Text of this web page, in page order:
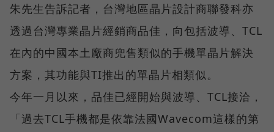
朱先生告訴記者，台灣地區晶片設計商聯發科亦
透過台灣專業晶片經銷商品佳，向包括波導、TCL
在內的中國本土廠商兜售類似的手機單晶片解決
方案，其功能與TI推出的單晶片相類似。
今年一月以來，品佳已經開始與波導、TCL接洽，
「過去TCL手機都是依靠法國Wavecom這樣的第